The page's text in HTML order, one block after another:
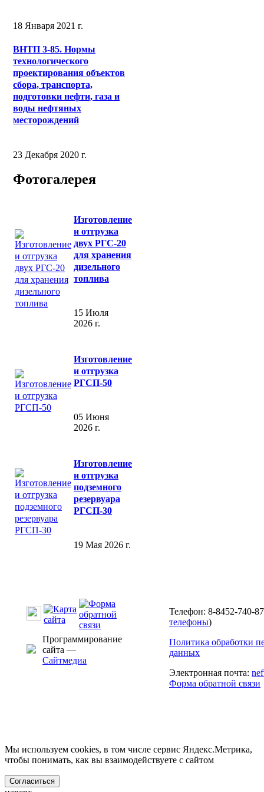
18 Января 2021 г.
ВНТП 3-85. Нормы
технологического
проектирования объектов
сбора, транспорта,
подготовки нефти, газа и
воды нефтяных
месторождений
23 Декабря 2020 г.
Фотогалерея
Изготовление
и отгрузка
двух РГС-20
для хранения
дизельного
топлива
15 Июля
2026 г.
Изготовление
и отгрузка
РГСП-50
05 Июня
2026 г.
Изготовление
и отгрузка
подземного
резервуара
РГСП-30
19 Мая 2026 г.
Программирование
сайта —
Сайтмедиа
Телефон: 8-8452-740-
телефоны)
Политика обработки
данных
Электронная почта:
Форма обратной связи
Мы используем cookies, в том числе сервис Яндекс.Метрика,
чтобы понимать, как вы взаимодействуете с сайтом
Согласиться